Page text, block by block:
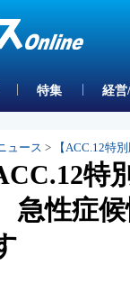
特集 経営
ュース > 【ACC.12特
性症候